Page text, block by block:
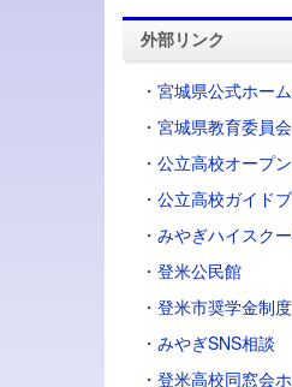
外部リンク
・ 宮城県公式ホー
・ 宮城県教育委員会
・ 公立高校オープ
・ 公立高校ガイド
・ みやぎハイスク
・ 登米公民館
・ 登米市奨学金制度
・ みやぎSNS相談
・登米高校同窓会